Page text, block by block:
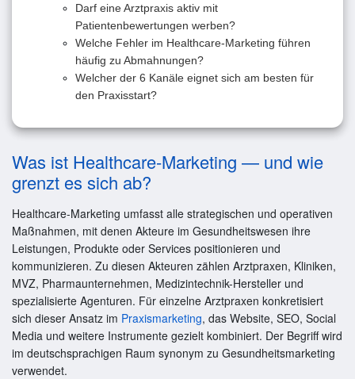
Darf eine Arztpraxis aktiv mit
Patientenbewertungen werben?
Welche Fehler im Healthcare-Marketing führen
häufig zu Abmahnungen?
Welcher der 6 Kanäle eignet sich am besten für
den Praxisstart?
Was ist Healthcare-Marketing — und wie
grenzt es sich ab?
Healthcare-Marketing umfasst alle strategischen und operativen
Maßnahmen, mit denen Akteure im Gesundheitswesen ihre
Leistungen, Produkte oder Services positionieren und
kommunizieren. Zu diesen Akteuren zählen Arztpraxen, Kliniken,
MVZ, Pharmaunternehmen, Medizintechnik-Hersteller und
spezialisierte Agenturen. Für einzelne Arztpraxen konkretisiert
sich dieser Ansatz im Praxismarketing, das Website, SEO, Social
Media und weitere Instrumente gezielt kombiniert. Der Begriff wird
im deutschsprachigen Raum synonym zu Gesundheitsmarketing
verwendet.